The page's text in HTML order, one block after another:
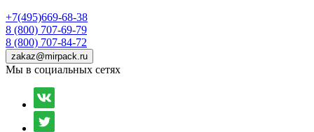
+7(495)669-68-38
8 (800) 707-69-79
8 (800) 707-84-72
zakaz@mirpack.ru
Мы в социальных сетях